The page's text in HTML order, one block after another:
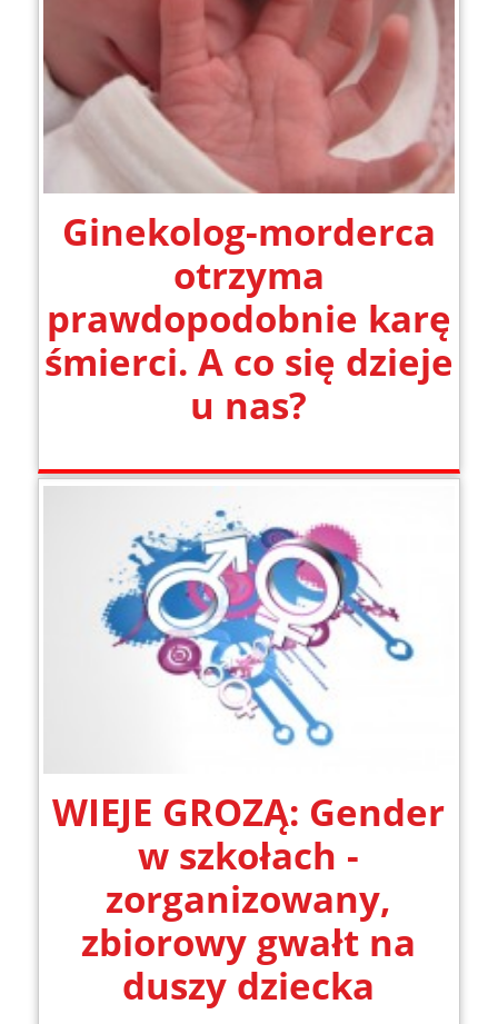
Ginekolog-morderca
otrzyma
prawdopodobnie karę
śmierci. A co się dzieje
u nas?
WIEJE GROZĄ: Gender
w szkołach -
zorganizowany,
zbiorowy gwałt na
duszy dziecka